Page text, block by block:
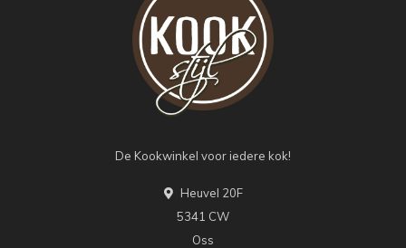
De Kookwinkel voor iedere kok!
Heuvel 20F
5341 CW
Oss